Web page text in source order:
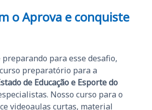
o Aprova e conquiste
preparando para esse desafio,
preparatório para a
de Educação e Esporte do
Nosso curso para o
videoaulas curtas, material